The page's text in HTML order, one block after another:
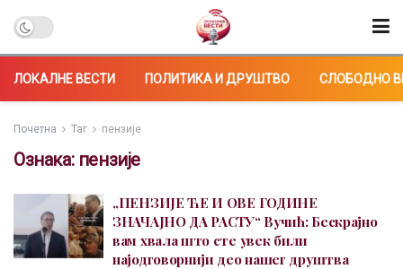
ЛОКАЛНЕ ВЕСТИ ПОЛИТИКА И ДРУШТВО СЛОБОДНО
Почетна Таг пензије
Ознака: пензије
„ПЕНЗИЈЕ ЋЕ И ОВЕ ГОДИНЕ
ЗНАЧАЈНО ДА РАСТУ“ Вучић: Бескрајно
вам хвала што сте увек били
најодговорнији део нашег друштва